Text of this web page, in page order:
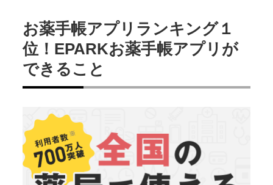
お薬手帳アプリランキング１
位！EPARKお薬手帳アプリが
できること